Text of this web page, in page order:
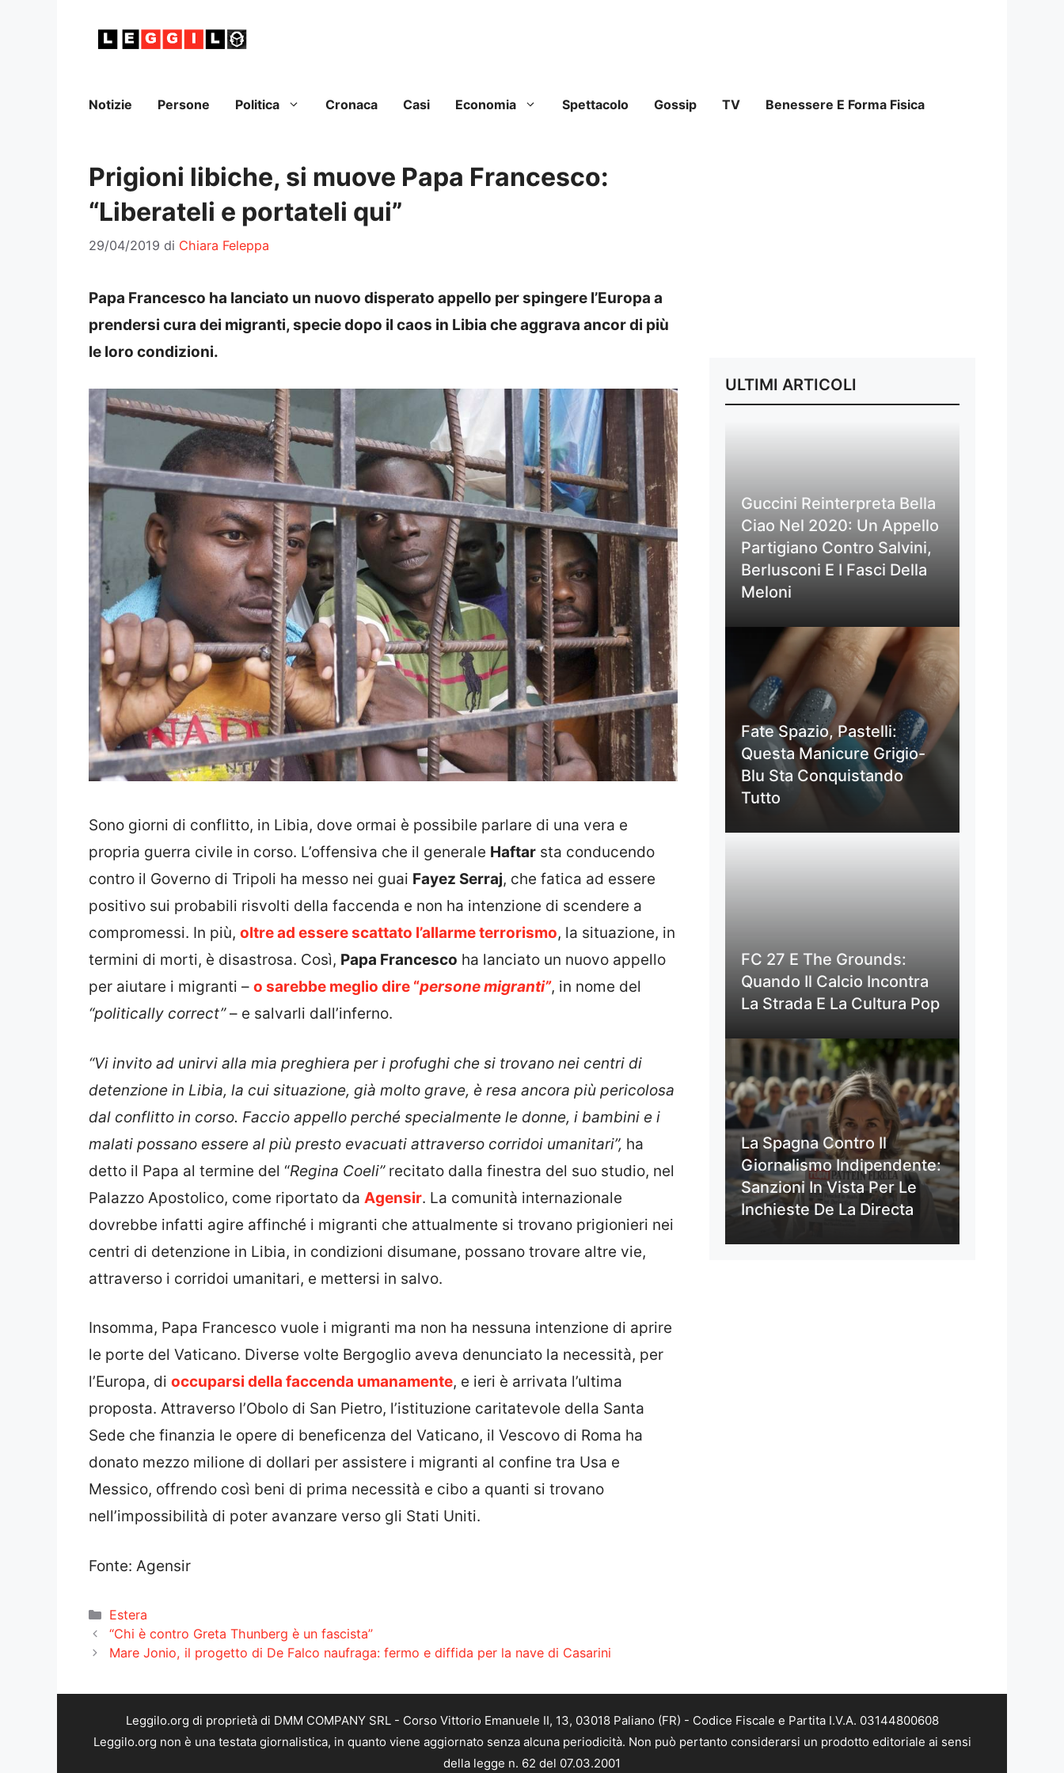
Notizie Persone Politica Cronaca Casi Economia Spettacolo Gossip TV Benessere E Forma Fisica
Prigioni libiche, si muove Papa Francesco:
“Liberateli e portateli qui”
29/04/2019 di Chiara Feleppa
Papa Francesco ha lanciato un nuovo disperato appello per spingere l’Europa a
prendersi cura dei migranti, specie dopo il caos in Libia che aggrava ancor di più
le loro condizioni.
Sono giorni di conflitto, in Libia, dove ormai è possibile parlare di una vera e
propria guerra civile in corso. L’offensiva che il generale Haftar sta conducendo
contro il Governo di Tripoli ha messo nei guai Fayez Serraj, che fatica ad essere
positivo sui probabili risvolti della faccenda e non ha intenzione di scendere a
compromessi. In più, oltre ad essere scattato l’allarme terrorismo, la situazione, in
termini di morti, è disastrosa. Così, Papa Francesco ha lanciato un nuovo appello
per aiutare i migranti – o sarebbe meglio dire “persone migranti”, in nome del
“politically correct”– e salvarli dall’inferno.
“Vi invito ad unirvi alla mia preghiera per i profughi che si trovano nei centri di
detenzione in Libia, la cui situazione, già molto grave, è resa ancora più pericolosa
dal conflitto in corso. Faccio appello perché specialmente le donne, i bambini e i
malati possano essere al più presto evacuati attraverso corridoi umanitari”, ha
detto il Papa al termine del “Regina Coeli”recitato dalla finestra del suo studio, nel
Palazzo Apostolico, come riportato da Agensir. La comunità internazionale
dovrebbe infatti agire affinché i migranti che attualmente si trovano prigionieri nei
centri di detenzione in Libia, in condizioni disumane, possano trovare altre vie,
attraverso i corridoi umanitari, e mettersi in salvo.
Insomma, Papa Francesco vuole i migranti ma non ha nessuna intenzione di aprire
le porte del Vaticano. Diverse volte Bergoglio aveva denunciato la necessità, per
l’Europa, di occuparsi della faccenda umanamente, e ieri è arrivata l’ultima
proposta. Attraverso l’Obolo di San Pietro, l’istituzione caritatevole della Santa
Sede che finanzia le opere di beneficenza del Vaticano, il Vescovo di Roma ha
donato mezzo milione di dollari per assistere i migranti al confine tra Usa e
Messico, offrendo così beni di prima necessità e cibo a quanti si trovano
nell’impossibilità di poter avanzare verso gli Stati Uniti.
Fonte: Agensir
Categorie
Estera
“Chi è contro Greta Thunberg è un fascista”
Mare Jonio, il progetto di De Falco naufraga: fermo e diffida per la nave di Casarini
ULTIMI ARTICOLI
Guccini Reinterpreta Bella
Ciao Nel 2020: Un Appello
Partigiano Contro Salvini,
Berlusconi E I Fasci Della
Meloni
Fate Spazio, Pastelli:
Questa Manicure Grigio-
Blu Sta Conquistando
Tutto
FC 27 E The Grounds:
Quando Il Calcio Incontra
La Strada E La Cultura Pop
La Spagna Contro Il
Giornalismo Indipendente:
Sanzioni In Vista Per Le
Inchieste De La Directa
Leggilo.org di proprietà di DMM COMPANY SRL - Corso Vittorio Emanuele II, 13, 03018 Paliano (FR) - Codice Fiscale e Partita I.V.A. 03144800608
Leggilo.org non è una testata giornalistica, in quanto viene aggiornato senza alcuna periodicità. Non può pertanto considerarsi un prodotto editoriale ai sensi
della legge n. 62 del 07.03.2001